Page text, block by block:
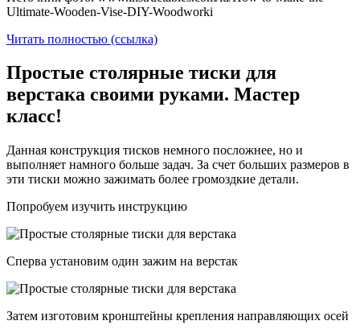
Ultimate-Wooden-Vise-DIY-Woodworki
Читать полностью (ссылка)
Простые столярные тиски для
верстака своими руками. Мастер
класс!
Данная конструкция тисков немного посложнее, но и
выполняет намного больше задач. За счет больших размеров в
эти тиски можно зажимать более громоздкие детали.
Попробуем изучить инструкцию
Сперва установим один зажим на верстак
Затем изготовим кронштейны крепления направляющих осей